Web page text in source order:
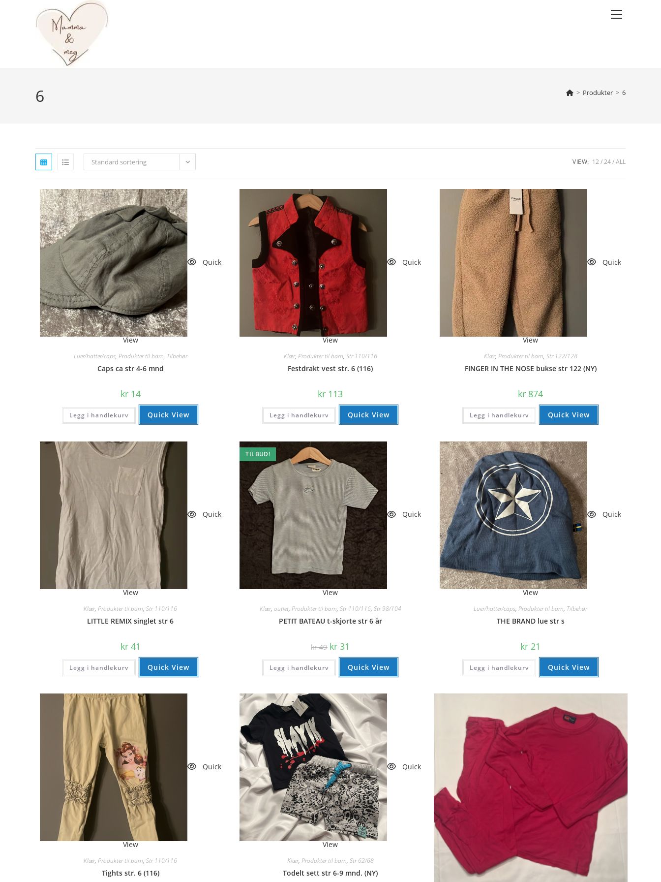
Main
6 > Produkter > 6
Standard sortering VIEW: 12 24 ALL
Quick
View
Luer/hatter/caps, Produkter til barn, Tilbehør
Caps ca str 4-6 mnd
kr14
Legg i handlekurv Quick View
Quick
View
Klær, Produkter til barn, Str 110/116
Festdrakt vest str. 6 (116)
kr 113
Legg i handlekurv Quick View
Quick
View
Klær, Produkter til barn, Str 122/128
FINGER IN THE NOSE bukse str 122 (NY)
kr 874
Legg i handlekurv Quick View
Quick
View
Klær,Produkter til barn,Str 110/116
LITTLE REMIX singlet str 6
kr41
Legg i handlekurv Quick View
TILBUD!
Quick
View
Klær, outlet, Produkter til barn, Str 110/116, Str 98/104
PETIT BATEAU t-skjorte str 6 år
kr49 Opprinnelig
pris
var:
kr 31
er:
kr 31.
Legg i handlekurv Quick View
Quick
View
Luer/hatter/caps,Produkter til barn, Tilbehør
THE BRAND lue str s
kr 21
Legg i handlekurv Quick View
Quick
View
Klær,Produkter til barn,Str 110/116
Tights str. 6 (116)
Quick
View
Klær, Produkter til barn, Str 62/68
Todelt sett str 6-9 mnd. (NY)